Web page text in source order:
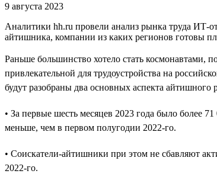
9 августа 2023
Аналитики hh.ru провели анализ рынка труда ИТ-
айтишника, компании из каких регионов готовы
Раньше большинство хотело стать космонавтами,
привлекательной для трудоустройства на
будут разобраны два основных аспекта айтишного
• За первые шесть месяцев 2023 года было более
меньше, чем в первом полугодии 2022-го.
• Соискатели-айтишники при этом не сбавляют
2022-го.